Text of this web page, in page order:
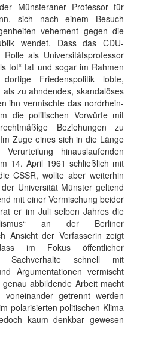
Münsteraner Professor für
sich nach einem Besuch
vehement gegen die
wendet. Dass das CDU-
als Universitätsprofessor
tot“ tat und sogar im Rahmen
Friedenspolitik lobte,
zu ahndendes, skandalöses
ihn vermischte das nordrhein-
die politischen Vorwürfe mit
Beziehungen zu
Zuge eines sich in die Länge
hinauslaufenden
14. April 1961 schließlich mit
CSSR, wollte aber weiterhin
Universität Münster geltend
mit einer Vermischung beider
er im Juli selben Jahres die
an der Berliner
Ansicht der Verfasserin zeigt
im Fokus öffentlicher
Sachverhalte schnell mit
Argumentationen vermischt
abbildende Arbeit macht
getrennt werden
polarisierten politischen Klima
kaum denkbar gewesen